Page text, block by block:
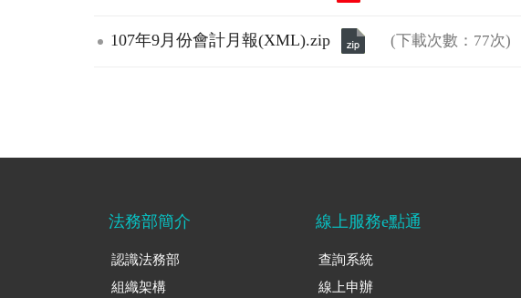
107年9月份會計月報(XML).zip (下載次數：77次)
法務部簡介
認識法務部
組織架構
線上服務e點通
查詢系統
線上申辦